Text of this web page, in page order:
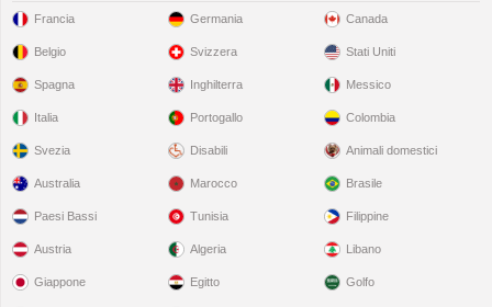
Francia
Belgio
Spagna
Italia
Svezia
Germania
Svizzera
Inghilterra
Portogallo
Disabili
Canada
Stati Uniti
Messico
Colombia
Animali domestici
Australia
Paesi Bassi
Austria
Giappone
Marocco
Tunisia
Algeria
Egitto
Brasile
Filippine
Libano
Golfo